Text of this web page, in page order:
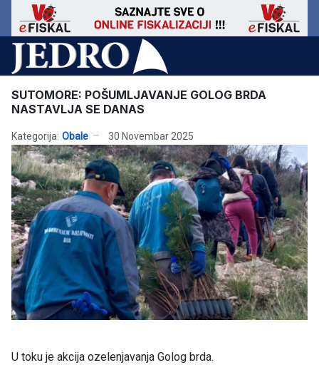
SUTOMORE: POŠUMLJAVANJE GOLOG BRDA
NASTAVLJA SE DANAS
Kategorija: Obale 30 Novembar 2025
U toku je akcija ozelenjavanja Golog brda.